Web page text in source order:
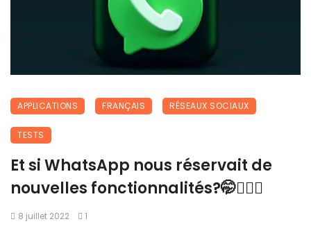
APPLICATIONS FRANÇAIS RÉSEAUX SOCIAUX
TESTS
Et si WhatsApp nous réservait de
nouvelles fonctionnalités?🤭🕵🏾‍♀️
8 juillet 2022 1